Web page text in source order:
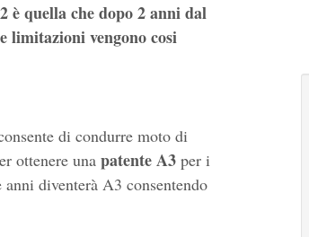
è quella che dopo 2 anni dal
limitazioni vengono cosi
di condurre moto di
ottenere una patente A3 per i
diventerà A3 consentendo